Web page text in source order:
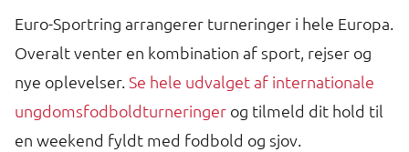
Euro-Sportring arrangerer turneringer i hele Europa.
Overalt venter en kombination af sport, rejser og
nye oplevelser. Se hele udvalget af internationale
ungdomsfodboldturneringer og tilmeld dit hold til
en weekend fyldt med fodbold og sjov.